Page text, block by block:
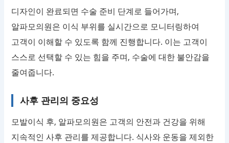
디자인이 완료되면 수술 준비 단계로 들어가며,
알파모의원은 이식 부위를 실시간으로 모니터링하여
고객이 이해할 수 있도록 함께 진행합니다. 이는 고객이
스스로 선택할 수 있는 힘을 주며, 수술에 대한 불안감을
줄여줍니다.
사후 관리의 중요성
모발이식 후, 알파모의원은 고객의 안전과 건강을 위해
지속적인 사후 관리를 제공합니다. 식사와 운동을 제외한